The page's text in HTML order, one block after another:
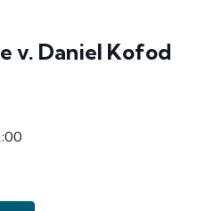
v. Daniel Kofod